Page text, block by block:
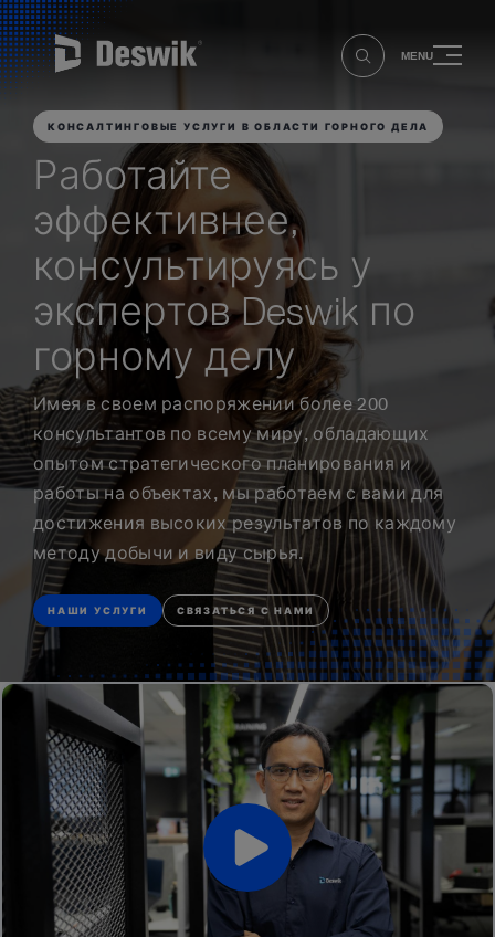
MENU
КОНСАЛТИНГОВЫЕ УСЛУГИ В ОБЛАСТИ ГОРНОГО ДЕЛА
Работайте
эффективнее,
консультируясь у
экспертов Deswik по
горному делу
Имея в своем распоряжении более 200
консультантов по всему миру, обладающих
опытом стратегического планирования и
работы на объектах, мы работаем с вами для
достижения высоких результатов по каждому
методу добычи и виду сырья.
НАШИ УСЛУГИ СВЯЗАТЬСЯ С НАМИ